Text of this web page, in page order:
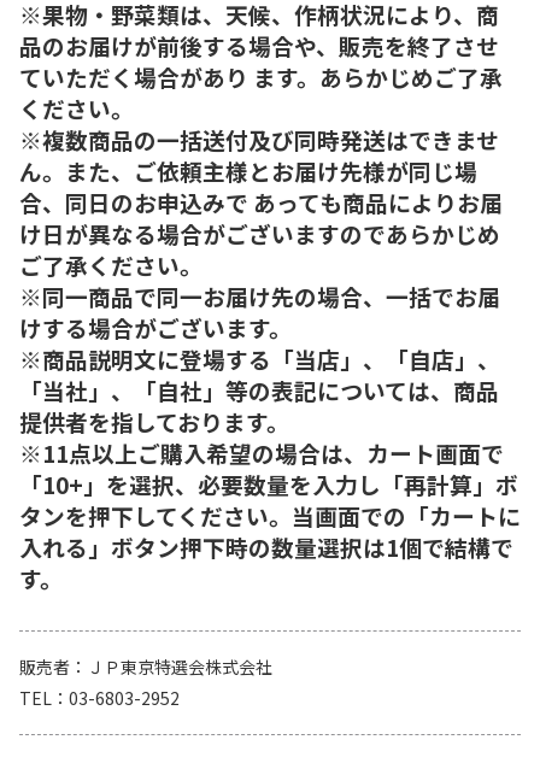
※果物・野菜類は、天候、作柄状況により、商
品のお届けが前後する場合や、販売を終了させ
ていただく場合があり ます。あらかじめご了承
ください。
※複数商品の一括送付及び同時発送はできませ
ん。また、ご依頼主様とお届け先様が同じ場
合、同日のお申込みで あっても商品によりお届
け日が異なる場合がございますのであらかじめ
ご了承ください。
※同一商品で同一お届け先の場合、一括でお届
けする場合がございます。
※商品説明文に登場する「当店」、「自店」、
「当社」、「自社」等の表記については、商品
提供者を指しております。
※11点以上ご購入希望の場合は、カート画面で
「10+」を選択、必要数量を入力し「再計算」ボ
タンを押下してください。当画面での「カートに
入れる」ボタン押下時の数量選択は1個で結構で
す。
販売者
ＪＰ東京特選会株式会社
TEL
03-6803-2952